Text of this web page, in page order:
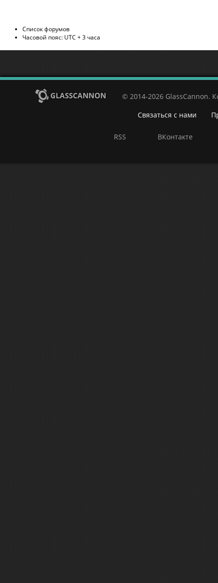
Список форумов
Часовой пояс: UTC + 3 часа
© 2014-2026 GlassCannon.
Связаться с нами
RSS ВКонтакте